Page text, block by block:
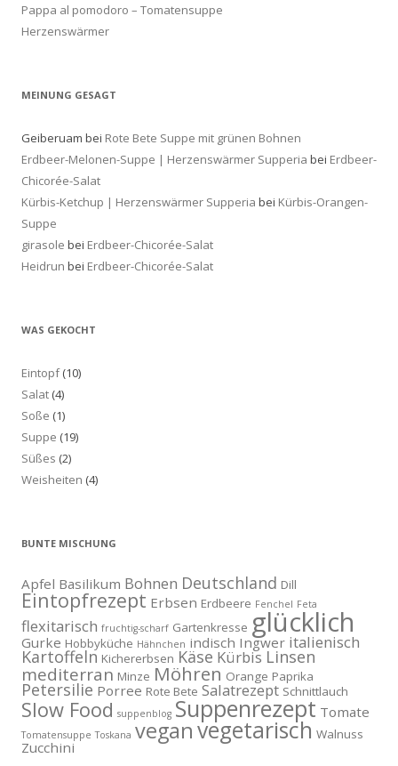
Pappa al pomodoro – Tomatensuppe
Herzenswärmer
MEINUNG GESAGT
Geiberuam bei Rote Bete Suppe mit grünen Bohnen
Erdbeer-Melonen-Suppe | Herzenswärmer Supperia bei Erdbeer-
Chicorée-Salat
Kürbis-Ketchup | Herzenswärmer Supperia bei Kürbis-Orangen-
Suppe
girasole bei Erdbeer-Chicorée-Salat
Heidrun bei Erdbeer-Chicorée-Salat
WAS GEKOCHT
Eintopf(10)
Salat (4)
Soße (1)
Suppe (19)
Süßes (2)
Weisheiten (4)
BUNTE MISCHUNG
Apfel Basilikum Bohnen Deutschland Dill
Eintopfrezept Erbsen Erdbeere Fenchel Feta
flexitarisch fruchtig-scharf Gartenkresse glücklich
Gurke Hobbyküche Hähnchen indisch Ingwer italienisch
Kartoffeln Kichererbsen Käse Kürbis Linsen
mediterran Minze Möhren Orange Paprika
Petersilie Porree Rote Bete Salatrezept Schnittlauch
Slow Food suppenblog Suppenrezept Tomate
Tomatensuppe Toskana veganvegetarisch Walnuss
Zucchini